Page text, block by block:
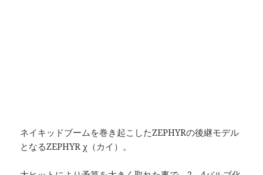
ネイキッドブームを巻き起こしたZEPHYRの後継モデル
となるZEPHYR χ（カイ）。